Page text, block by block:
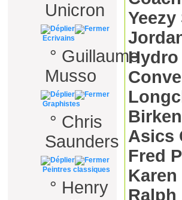
Unicron
Ecrivains
° Guillaume
Musso
Graphistes
° Chris
Saunders
Peintres classiques
° Henry
Yeezy
Asics
Fred
Ralph